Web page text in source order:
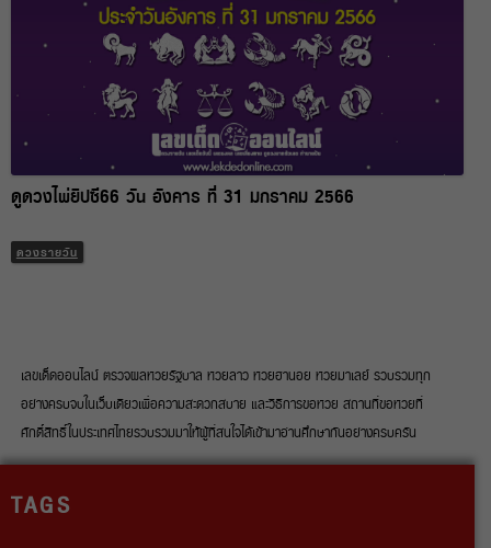
ดูดวงไพ่ยิปซี66 วัน อังคาร ที่ 31 มกราคม 2566
ดวงรายวัน
เลขเด็ดออนไลน์ ตรวจผลหวยรัฐบาล หวยลาว หวยฮานอย หวยมาเลย์ รวบรวมทุก
อย่างครบจบในเว็บเดียวเพื่อความสะดวกสบาย และวิธีการขอหวย สถานที่ขอหวยที่
ศักดิ์สิทธิ์ในประเทศไทยรวบรวมมาให้ผู้ที่สนใจได้เข้ามาอ่านศึกษากันอย่างครบครัน
TAGS